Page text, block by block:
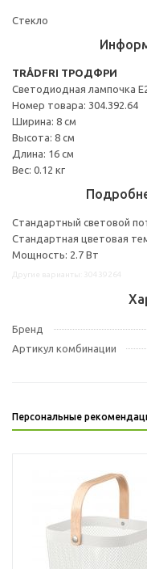
Стекло
TRÅDFRI ТРОДФРИ
Светодиодная лампочка
Номер товара: 304.392.64
Ширина: 8 см
Высота: 8 см
Длина: 16 см
Вес: 0.12 кг
Стандартный световой
Стандартная цветовая
Мощность: 2.7 Вт
Бренд
Артикул комбинации
Персональные